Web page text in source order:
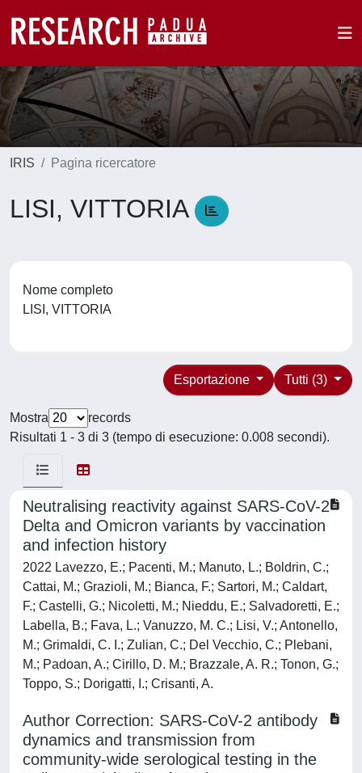
IRIS Pagina ricercatore
LISI, VITTORIA
Nome completo
LISI, VITTORIA
Tutti (3)
Esportazione
Mostra
records
Risultati 1 - 3 di 3 (tempo di esecuzione: 0.008 secondi).
Neutralising reactivity against SARS-CoV-2
Delta and Omicron variants by vaccination
and infection history
2022 Lavezzo, E.; Pacenti, M.; Manuto, L.; Boldrin, C.;
Cattai, M.; Grazioli, M.; Bianca, F.; Sartori, M.; Caldart,
F.; Castelli, G.; Nicoletti, M.; Nieddu, E.; Salvadoretti, E.;
Labella, B.; Fava, L.; Vanuzzo, M. C.; Lisi, V.; Antonello,
M.; Grimaldi, C. I.; Zulian, C.; Del Vecchio, C.; Plebani,
M.; Padoan, A.; Cirillo, D. M.; Brazzale, A. R.; Tonon, G.;
Toppo, S.; Dorigatti, I.; Crisanti, A.
Author Correction: SARS-CoV-2 antibody
dynamics and transmission from
community-wide serological testing in the